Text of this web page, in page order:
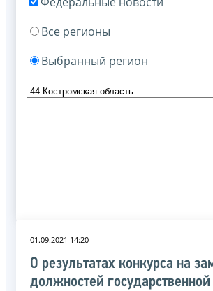
Все регионы
Выбранный регион
01.09.2021 14:20
О результатах конкурса на
должностей